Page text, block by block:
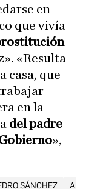
en
que vivía
«Resulta
casa, que
en la
del padre
»,
SÁNCHEZ